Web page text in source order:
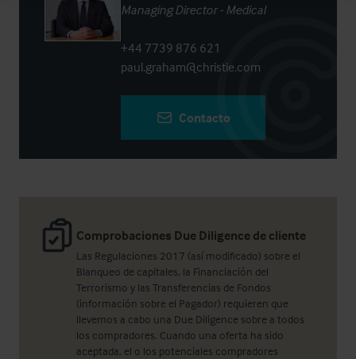
Comprobaciones Due Diligence de cliente
Las Regulaciones 2017 (así modificado) sobre el
Blanqueo de capitales, la Financiación del
Terrorismo y las Transferencias de Fondos
(información sobre el Pagador) requieren que
llevemos a cabo una Due Diligence sobre a todos
los compradores. Cuando una oferta ha sido
aceptada, el o los potenciales compradores
Managing Director - Medical
+44 7739 876 621
paul.graham@christie.com
Contacto